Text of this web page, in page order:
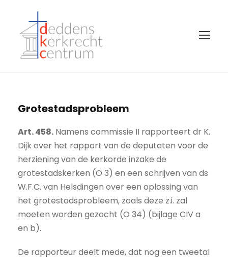
Grotestadsprobleem
Art. 458. Namens commissie II rapporteert dr K.
Dijk over het rapport van de deputaten voor de
herziening van de kerkorde inzake de
grotestadskerken (O 3) en een schrijven van ds
W.F.C. van Helsdingen over een oplossing van
het grotestadsprobleem, zoals deze z.i. zal
moeten worden gezocht (O 34) (bijlage CIV a
en b).
De rapporteur deelt mede, dat nog een tweetal